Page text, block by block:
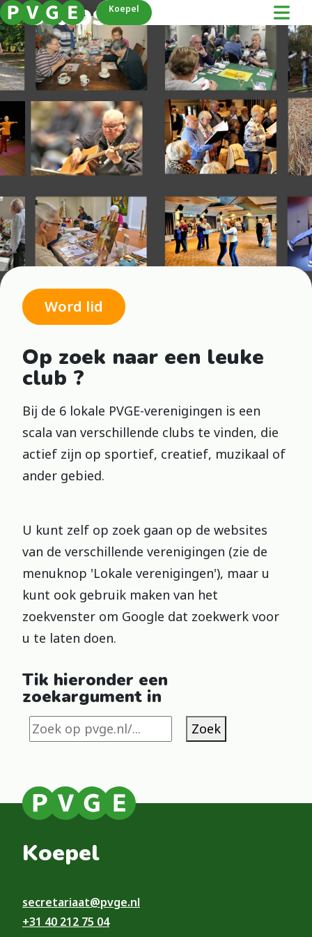
Koepel
Clubs
Word lid
Op zoek naar een leuke
club ?
Bij de 6 lokale PVGE-verenigingen is een
scala van verschillende clubs te vinden, die
actief zijn op sportief, creatief, muzikaal of
ander gebied.
U kunt zelf op zoek gaan op de websites
van de verschillende verenigingen (zie de
menuknop 'Lokale verenigingen'), maar u
kunt ook gebruik maken van het
zoekvenster om Google dat zoekwerk voor
u te laten doen.
Tik hieronder een
zoekargument in
Zoek
Koepel
secretariaat@pvge.nl
+31 40 212 75 04